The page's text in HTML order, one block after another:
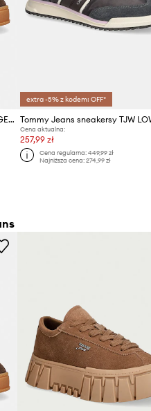
Tommy Jeans THE GREENWICH EDGE MAX SUEDE sneakersy damskie zamszowe
extra -5% z kodem: OFF*
Cena aktualna:
257,99 zł
Cena regularna: 449,99 zł
Najniższa cena: 274,99 zł